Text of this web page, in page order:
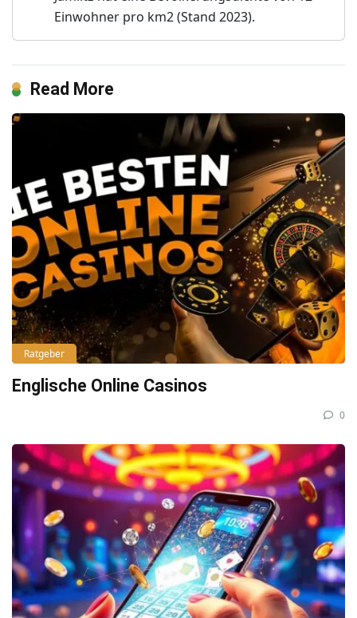
Einwohner pro km2 (Stand 2023).
Read More
Ratgeber
Englische Online Casinos
0